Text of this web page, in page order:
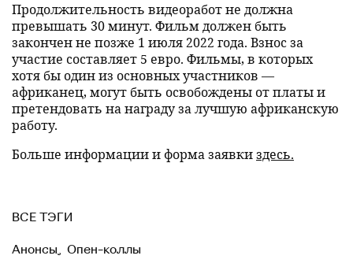
Продолжительность видеоработ не должна
превышать 30 минут. Фильм должен быть
закончен не позже 1 июля 2022 года. Взнос за
участие составляет 5 евро. Фильмы, в которых
хотя бы один из основных участников —
африканец, могут быть освобождены от платы и
претендовать на награду за лучшую африканскую
работу.
Больше информации и форма заявкиздесь.
ВСЕ ТЭГИ
Анонсы, Опен-коллы